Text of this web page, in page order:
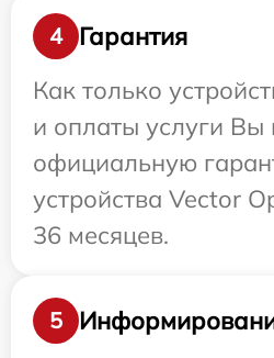
4
Гарантия
Как только
и оплаты услуги Вы
официальную
устройства Vector
36 месяцев.
5